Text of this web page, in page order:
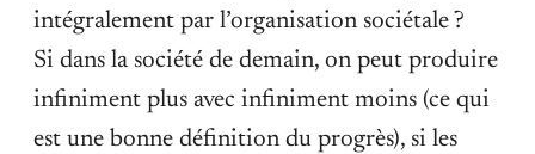
intégralement par l’organisation sociétale ?
Si dans la société de demain, on peut produire
infiniment plus avec infiniment moins (ce qui
est une bonne définition du progrès), si les